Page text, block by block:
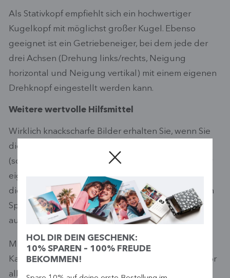
Als Stativkopf empfiehlt sich ein hochwertiger
Kugelkopf mit möglichst großer Kugel. Ebenso
geeignet ist ein Getriebeneiger, bei dem jede der
drei Achsen (Drehung links/rechts, Neigung
horizontal und Neigung vertikal) mit einem eigenen
Drehknopf eingestellt werden kann.
Weitere wertvolle Hilfsmittel
Wirklich knackscharfe Bilder erhalten Sie, wenn Sie
die
(sofern verfügbar). Hierbei wird der Spiegel vor der
eigentlichen Belichtung hochgeklappt, damit sich
die Erschütterung des Kameragehäuses durch den
Spiegelschlag nicht negativ auf die Bildschärfe
auswirkt.
Mit einemKabel- oder Infrarotauslöser
Kamera gar nicht mehr angefasst werden. Das ist vor
allem für Belichtungsreihen wichtig, damit die
HOL DIR DEIN GESCHENK:
10% SPAREN – 100% FREUDE
BEKOMMEN!